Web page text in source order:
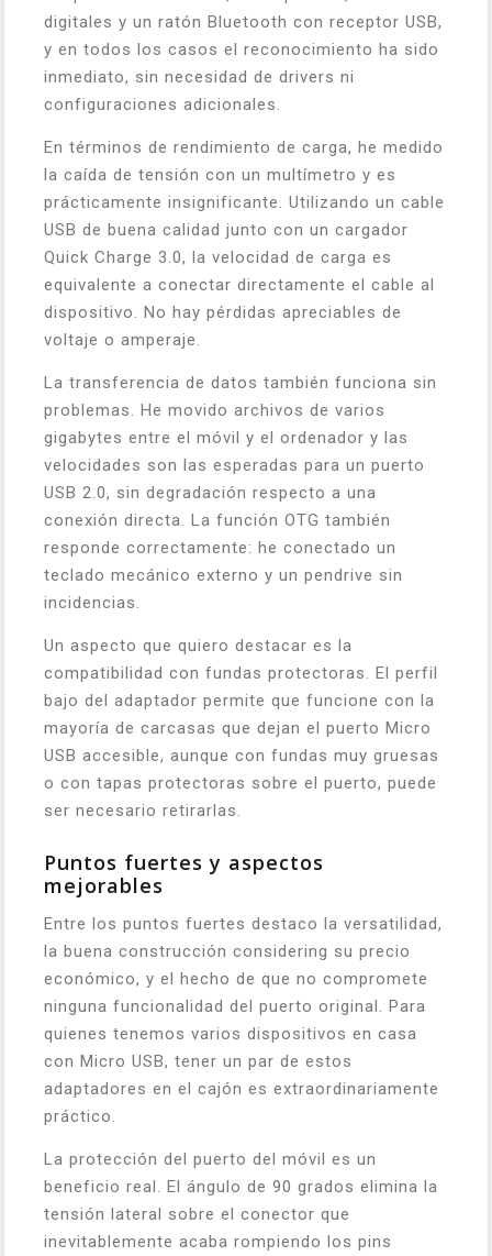
digitales y un ratón Bluetooth con receptor USB,
y en todos los casos el reconocimiento ha sido
inmediato, sin necesidad de drivers ni
configuraciones adicionales.
En términos de rendimiento de carga, he medido
la caída de tensión con un multímetro y es
prácticamente insignificante. Utilizando un cable
USB de buena calidad junto con un cargador
Quick Charge 3.0, la velocidad de carga es
equivalente a conectar directamente el cable al
dispositivo. No hay pérdidas apreciables de
voltaje o amperaje.
La transferencia de datos también funciona sin
problemas. He movido archivos de varios
gigabytes entre el móvil y el ordenador y las
velocidades son las esperadas para un puerto
USB 2.0, sin degradación respecto a una
conexión directa. La función OTG también
responde correctamente: he conectado un
teclado mecánico externo y un pendrive sin
incidencias.
Un aspecto que quiero destacar es la
compatibilidad con fundas protectoras. El perfil
bajo del adaptador permite que funcione con la
mayoría de carcasas que dejan el puerto Micro
USB accesible, aunque con fundas muy gruesas
o con tapas protectoras sobre el puerto, puede
ser necesario retirarlas.
Puntos fuertes y aspectos
mejorables
Entre los puntos fuertes destaco la versatilidad,
la buena construcción considering su precio
económico, y el hecho de que no compromete
ninguna funcionalidad del puerto original. Para
quienes tenemos varios dispositivos en casa
con Micro USB, tener un par de estos
adaptadores en el cajón es extraordinariamente
práctico.
La protección del puerto del móvil es un
beneficio real. El ángulo de 90 grados elimina la
tensión lateral sobre el conector que
inevitablemente acaba rompiendo los pins